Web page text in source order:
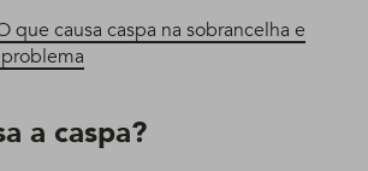
que causa caspa na sobrancelha e
a caspa?